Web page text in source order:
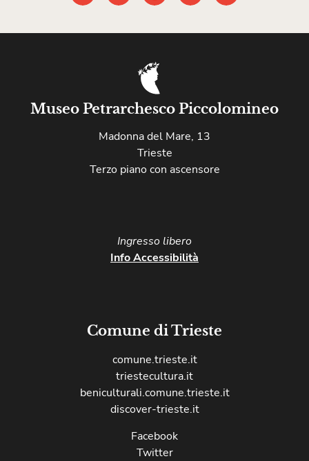
Museo Petrarchesco Piccolomineo
Madonna del Mare, 13
Trieste
Terzo piano con ascensore
Ingresso libero​
Info Accessibilità
Comune di Trieste
comune.trieste.it
triestecultura.it
beniculturali.comune.trieste.it
discover-trieste.it
Facebook
Twitter